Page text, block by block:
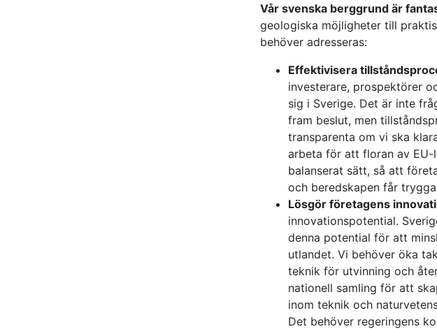
Vår svenska berggrund är
geologiska möjligheter till
behöver adresseras:
Effektivisera
investerare, prospektörer
sig i Sverige. Det är inte
fram beslut, men
transparenta om vi ska
arbeta för att floran av EU-
balanserat sätt, så att
och beredskapen får
Lösgör företagens
innovations­potential.
denna potential för att
utlandet. Vi behöver öka
teknik för utvinning och
nationell samling för att
inom teknik och
Det behöver regeringens